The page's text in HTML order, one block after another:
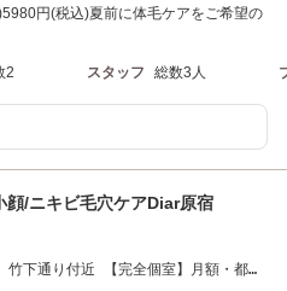
円(税込)夏前に体毛ケアをご希望の
2 スタッフ 総数3人
顔/ニキビ毛穴ケアDiar原宿
下通り付近 【完全個室】月額・都度